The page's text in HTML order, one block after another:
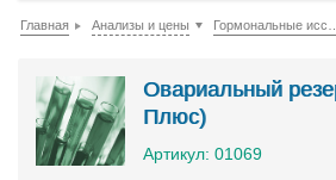
Главная Анализы и цены
Овариальный
Плюс)
Артикул: 01069